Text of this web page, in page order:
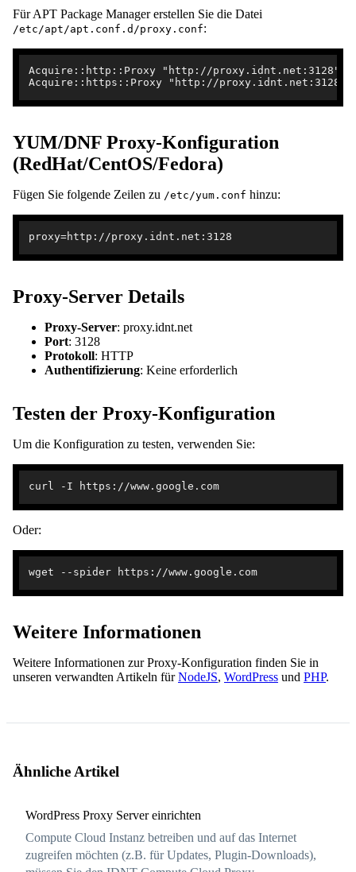
Für APT Package Manager erstellen Sie die Datei
/etc/apt/apt.conf.d/proxy.conf:
Acquire::http::Proxy "http://proxy.idnt.net:3128";
YUM/DNF Proxy-Konfiguration
(RedHat/CentOS/Fedora)
Fügen Sie folgende Zeilen zu /etc/yum.conf hinzu:
Proxy-Server Details
Proxy-Server: proxy.idnt.net
Port: 3128
Protokoll: HTTP
Authentifizierung: Keine erforderlich
Testen der Proxy-Konfiguration
Um die Konfiguration zu testen, verwenden Sie:
Oder:
Weitere Informationen
Weitere Informationen zur Proxy-Konfiguration finden Sie in
unseren verwandten Artikeln fürNodeJS, WordPress und PHP.
Ähnliche Artikel
WordPress Proxy Server einrichten
Compute Cloud Instanz betreiben und auf das Internet
zugreifen möchten (z.B. für Updates, Plugin-Downloads),